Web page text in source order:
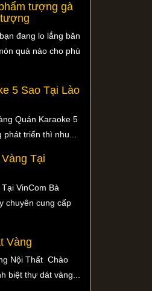
tượng gà
đang lo lắng băn
quà nào cho phù
5 Sao Tại Lào
Quán Karaoke 5
triển thì nhu...
Tại
VinCom Bà
chuyên cung cấp
Vàng
Nội Thất Chào
biệt thự dát vàng...